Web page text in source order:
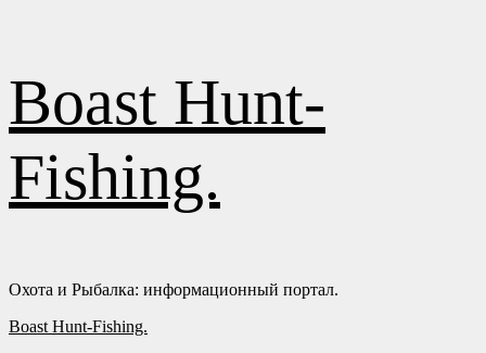
содержимому
Boast Hunt-
Fishing.
Охота и Рыбалка: информационный портал.
Основное
Boast Hunt-Fishing.